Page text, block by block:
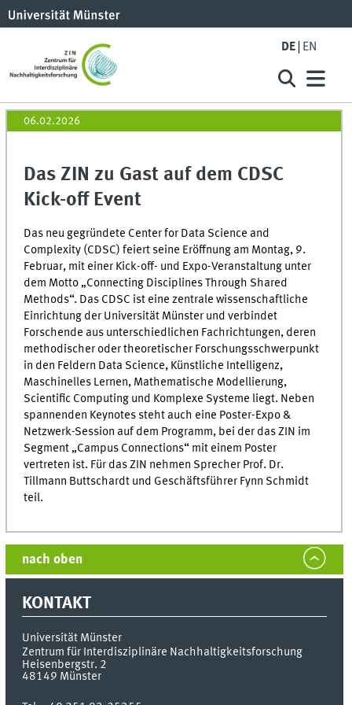
DE EN
06.02.2026
Das ZIN zu Gast auf dem CDSC
Kick-off Event
Das neu gegründete Center for Data Science and
Complexity (CDSC) feiert seine Eröffnung am Montag, 9.
Februar, mit einer Kick-off- und Expo-Veranstaltung unter
dem Motto „Connecting Disciplines Through Shared
Methods“. Das CDSC ist eine zentrale wissenschaftliche
Einrichtung der Universität Münster und verbindet
Forschende aus unterschiedlichen Fachrichtungen, deren
methodischer oder theoretischer Forschungsschwerpunkt
in den Feldern Data Science, Künstliche Intelligenz,
Maschinelles Lernen, Mathematische Modellierung,
Scientific Computing und Komplexe Systeme liegt. Neben
spannenden Keynotes steht auch eine Poster-Expo &
Netzwerk-Session auf dem Programm, bei der das ZIN im
Segment „Campus Connections“ mit einem Poster
vertreten ist. Für das ZIN nehmen Sprecher Prof. Dr.
Tillmann Buttschardt und Geschäftsführer Fynn Schmidt
teil.
nach oben
KONTAKT
Universität Münster
Zentrum für Interdisziplinäre Nachhaltigkeitsforschung
Heisenbergstr. 2
48149 Münster